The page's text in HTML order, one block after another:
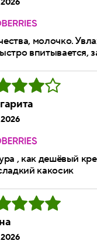
молочко.
впитывается,
, как дешёвый
какосик